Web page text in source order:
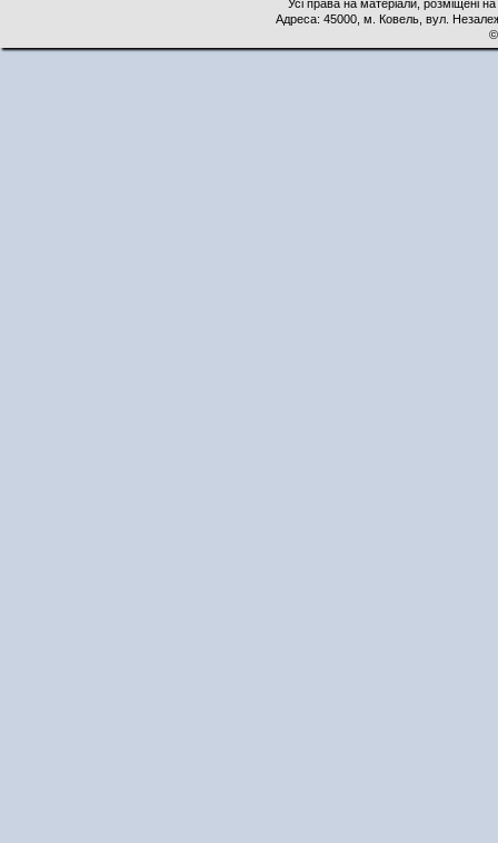
Усі права на матеріали, розміщені
Адреса: 45000, м. Ковель, вул.